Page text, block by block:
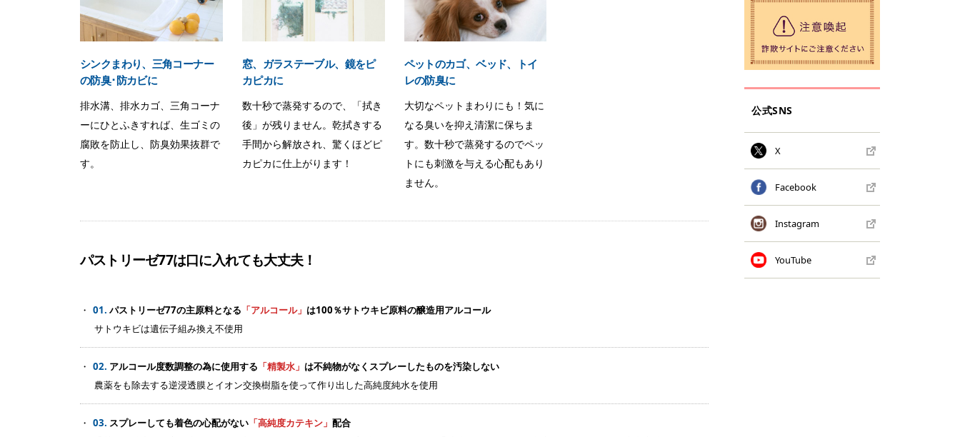
シンクまわり、三角コーナー
の防臭･防カビに
排水溝、排水カゴ、三角コーナ
ーにひとふきすれば、生ゴミの
腐敗を防止し、防臭効果抜群で
す。
窓、ガラステーブル、鏡をピ
カピカに
数十秒で蒸発するので、「拭き
後」が残りません。乾拭きする
手間から解放され、驚くほどピ
カピカに仕上がります！
ペットのカゴ、ベッド、トイ
レの防臭に
大切なペットまわりにも！気に
なる臭いを抑え清潔に保ちま
す。数十秒で蒸発するのでペッ
トにも刺激を与える心配もあり
ません。
パストリーゼ77は口に入れても大丈夫！
01.パストリーゼ77の主原料となる 「アルコール」 は100％サトウキビ原料の醸造用アルコール
サトウキビは遺伝子組み換え不使用
02. アルコール度数調整の為に使用する 「精製水」 は不純物がなくスプレーしたものを汚染しない
農薬をも除去する逆浸透膜とイオン交換樹脂を使って作り出した高純度純水を使用
03. スプレーしても着色の心配がない 「高純度カテキン」配合
公式SNS
X
Facebook
Instagram
YouTube